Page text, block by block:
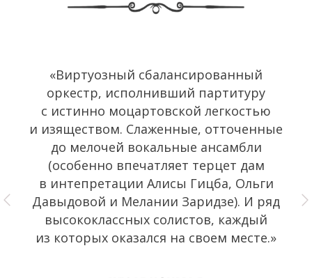
«Виртуозный сбалансированный
оркестр, исполнивший партитуру
с истинно моцартовской легкостью
и изяществом. Слаженные, отточенные
до мелочей вокальные ансамбли
(особенно впечатляет терцет дам
в интепретации Алисы Гицба, Ольги
Давыдовой и Мелании Заридзе). И ряд
высококлассных солистов, каждый
из которых оказался на своем месте.»